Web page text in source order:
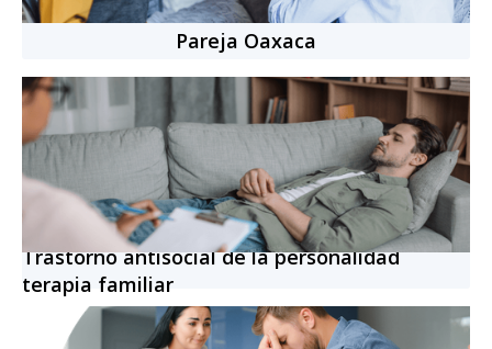
Pareja Oaxaca
Trastorno antisocial de la personalidad
terapia familiar